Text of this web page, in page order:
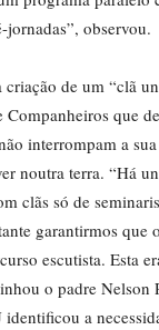
jornadas”, observou.
criação de um “clã
que
interrompam a
noutra terra. “Há
clãs só de
garantirmos que
escutista. Esta
o padre Nelson
a